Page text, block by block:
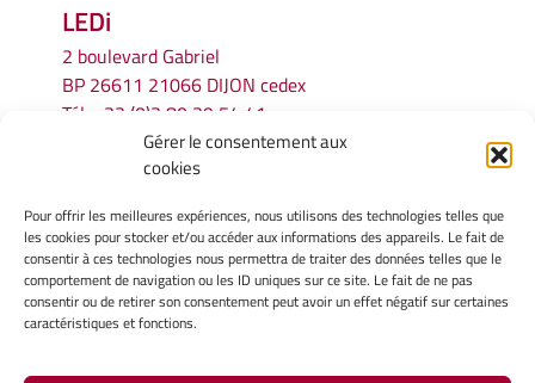
Gérer le consentement aux
cookies
Pour offrir les meilleures expériences, nous utilisons des technologies telles que
les cookies pour stocker et/ou accéder aux informations des appareils. Le fait de
consentir à ces technologies nous permettra de traiter des données telles que le
comportement de navigation ou les ID uniques sur ce site. Le fait de ne pas
consentir ou de retirer son consentement peut avoir un effet négatif sur certaines
caractéristiques et fonctions.
LEDi
2 boulevard Gabriel
BP 26611 21066 DIJON cedex
Tél.
+33 (0)3 80 39 54 41
secretariat.ledi@u-bourgogne.fr
INFORMATIONS LÉGALES
Mentions légales
Gérer mes cookies
Politique de cookies
Avertissement